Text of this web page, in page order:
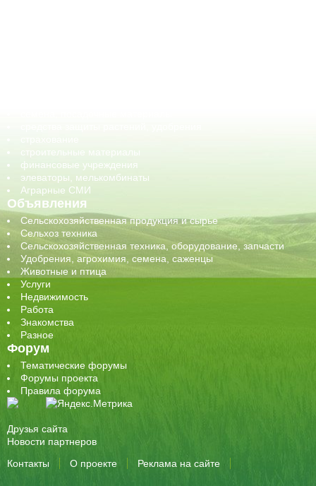
строительные материалы
финансовые учреждения
элеваторы, мелькомбинаты
Аграрные СМИ
Объявления
Сельскохозяйственная продукция и сырье
Сельхоз техника
Сельскохозяйственная техника, оборудование, запчасти
Удобрения, агрохимия, семена, саженцы
Животные и птица
Услуги
Недвижимость
Работа
Знакомства
Разное
Форум
Тематические форумы
Форумы проекта
Правила форума
Друзья сайта
Новости партнеров
Контакты
О проекте Реклама на сайте